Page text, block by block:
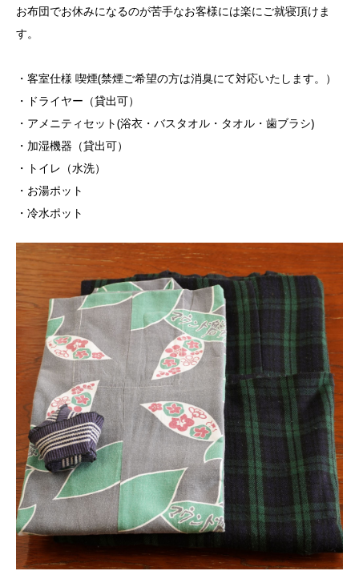
お布団でお休みになるのが苦手なお客様には楽にご就寝頂けま
す。
・客室仕様 喫煙(禁煙ご希望の方は消臭にて対応いたします。）
・ドライヤー（貸出可）
・アメニティセット(浴衣・バスタオル・タオル・歯ブラシ)
・加湿機器（貸出可）
・トイレ（水洗）
・お湯ポット
・冷水ポット